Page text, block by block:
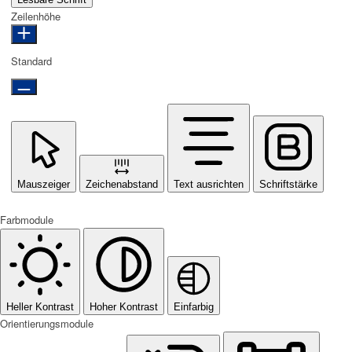
Zeilenhöhe
Standard
Mauszeiger Zeichenabstand Text ausrichten Schriftstärke
Farbmodule
Heller Kontrast Hoher Kontrast Einfarbig
Orientierungsmodule